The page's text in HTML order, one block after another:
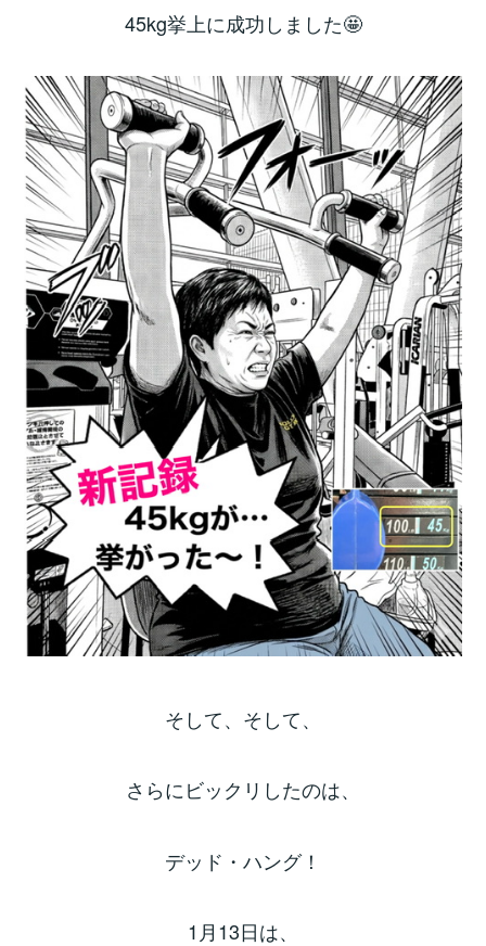
45kg挙上に成功しました🤩
そして、そして、
さらにビックリしたのは、
デッド・ハング！
1月13日は、